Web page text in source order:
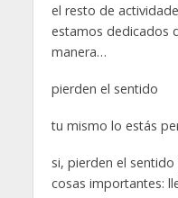
el resto de
estamos dedicados
manera…
pierden el sentido
tu mismo lo estás
si, pierden el
cosas importantes: